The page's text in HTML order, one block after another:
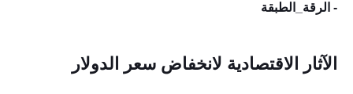
- الرقة_الطبقة
الآثار الاقتصادية لانخفاض سعر الدولار